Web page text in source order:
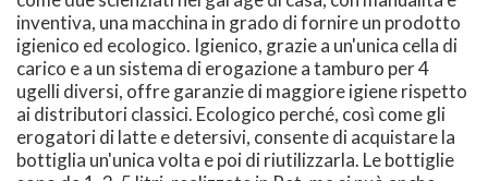
inventiva, una macchina in grado di fornire un prodotto
igienico ed ecologico. Igienico, grazie a un'unica cella di
carico e a un sistema di erogazione a tamburo per 4
ugelli diversi, offre garanzie di maggiore igiene rispetto
ai distributori classici. Ecologico perché, così come gli
erogatori di latte e detersivi, consente di acquistare la
bottiglia un'unica volta e poi di riutilizzarla. Le bottiglie